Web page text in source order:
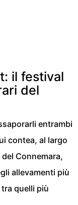
il festival
del
entrambi
contea, al largo
Connemara,
allevamenti più
quelli più